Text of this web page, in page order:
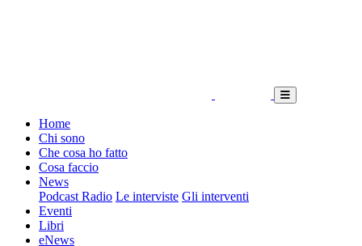
Home
Chi sono
Che cosa ho fatto
Cosa faccio
News
Podcast Radio Le interviste Gli interventi
Eventi
Libri
eNews